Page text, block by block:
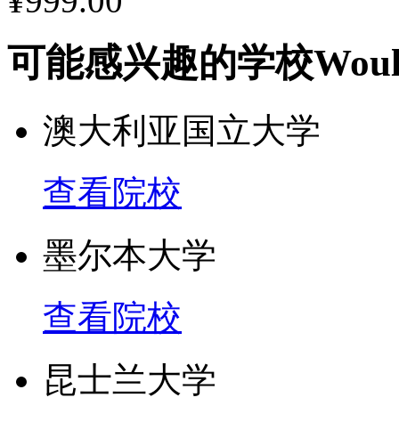
可能感兴趣的学校
澳大利亚国立大学
查看院校
墨尔本大学
查看院校
昆士兰大学